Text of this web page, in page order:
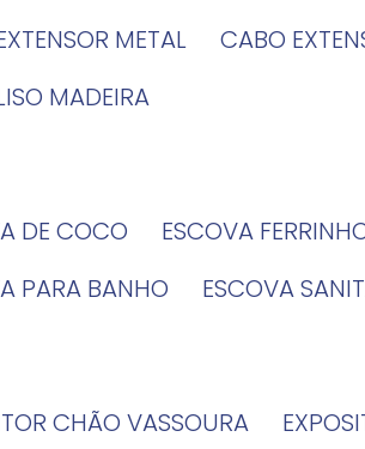
METAL
CABO
MADEIRA
DE COCO
ESCOVA
PARA BANHO
ESCOVA
CHÃO VASSOURA